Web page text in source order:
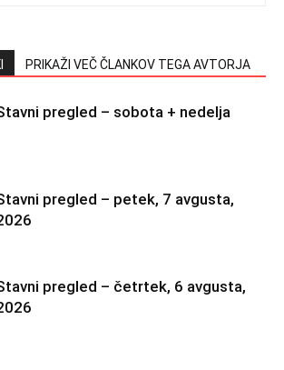
PRIKAŽI VEČ ČLANKOV TEGA AVTORJA
pregled – sobota + nedelja
pregled – petek, 7 avgusta,
pregled – četrtek, 6 avgusta,